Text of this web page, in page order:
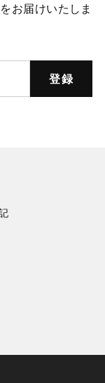
お届けいたしま
登録